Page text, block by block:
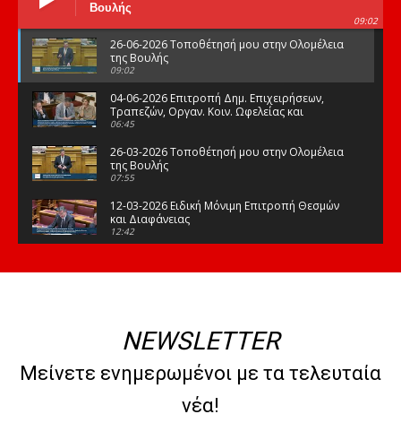
Βουλής
09:02
26-06-2026 Τοποθέτησή μου στην Ολομέλεια
της Βουλής
09:02
04-06-2026 Επιτροπή Δημ. Επιχειρήσεων,
Τραπεζών, Οργαν. Κοιν. Ωφελείας και
Φορέων Κοινων. Ασφάλισης
06:45
26-03-2026 Τοποθέτησή μου στην Ολομέλεια
της Βουλής
07:55
12-03-2026 Ειδική Μόνιμη Επιτροπή Θεσμών
και Διαφάνειας
12:42
της Βουλής
08:47
10-02-2026 Διαρκής Επιτροπή Μορφωτικών
Υποθέσεων
NEWSLETTER
Μείνετε ενημερωμένοι με τα τελευταία
νέα!